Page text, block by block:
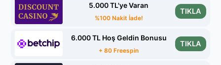
5.000 TL'ye Varan
%100 Nakit İade!
TIKLA
6.000 TL Hoş Geldin Bonusu
+ 80 Freespin
TIKLA